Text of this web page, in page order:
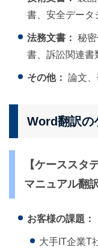
書、安全データ
法務文書： 秘
書、訴訟関連書
その他： 論文
Word翻訳の
【ケーススタ
マニュアル翻
お客様の課題：
大手IT企業T